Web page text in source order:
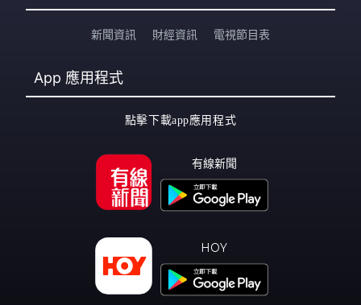
新聞資訊 財經資訊 電視節目表
App 應用程式
點擊下載app應用程式
有線新聞
HOY